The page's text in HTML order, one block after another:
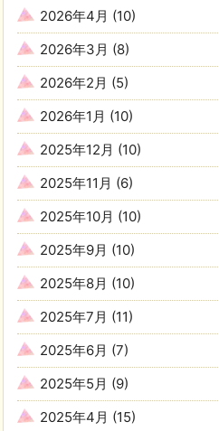
2026年4月 (10)
2026年3月 (8)
2026年2月 (5)
2026年1月 (10)
2025年12月 (10)
2025年11月 (6)
2025年10月 (10)
2025年9月 (10)
2025年8月 (10)
2025年7月 (11)
2025年6月 (7)
2025年5月 (9)
2025年4月 (15)